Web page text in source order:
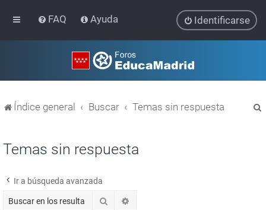
FAQ Ayuda Identificarse
Índice general Buscar Temas sin respuesta
Temas sin respuesta
Ir a búsqueda avanzada
Buscar